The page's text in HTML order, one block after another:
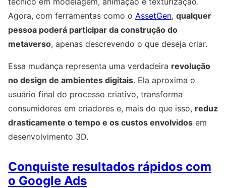
Agora, com ferramentas como o AssetGen, qualquer
pessoa poderá participar da construção do
metaverso, apenas descrevendo o que deseja criar.
Essa mudança representa uma verdadeira revolução
no design de ambientes digitais. Ela aproxima o
usuário final do processo criativo, transforma
consumidores em criadores e, mais do que isso, reduz
drasticamente o tempo e os custos envolvidos em
desenvolvimento 3D.
Conquiste resultados rápidos com
o Google Ads